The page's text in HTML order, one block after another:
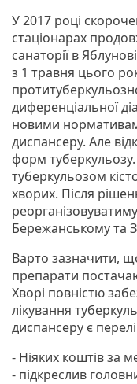
У 2017 році
стаціонарах
санаторії в
з 1 травня цього
диференціальної
новими
диспансеру. Але
форм туберкульозу.
туберкульозом
хворих. Після
Бережанському та
Варто зазначити,
препарати
Хворі повністю
лікування
диспансеру є
- Ніяких коштів за
- підкреслив